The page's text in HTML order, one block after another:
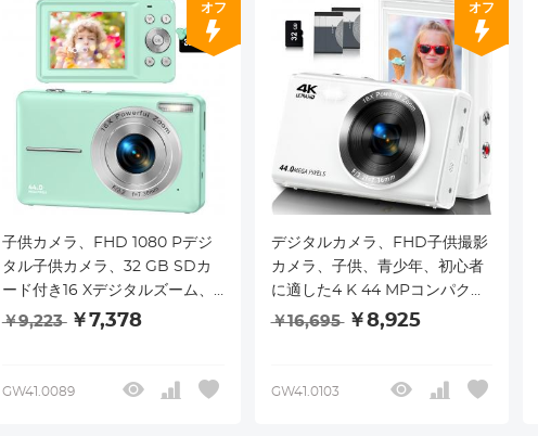
オフ
子供カメラ、FHD 1080 Pデジ
タル子供カメラ、32 GB SDカ
ード付き16 Xデジタルズーム、
コンパクトドットカメラ、青少
（黒）
￥9,223 ￥7,378
GW41.0089
オフ
デジタルカメラ、FHD子供撮影
カメラ、子供、青少年、初心者
に適した4 K 44 MPコンパクト
バカカメラ、32 GB SDカー
￥16,695 ￥8,925
GW41.0103